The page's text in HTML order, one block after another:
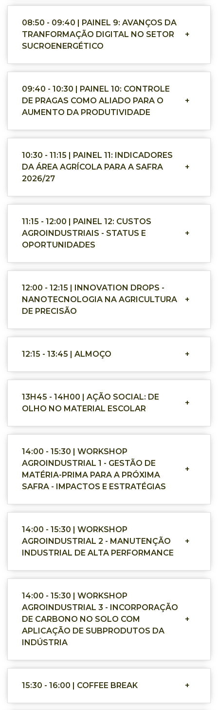
08:50 - 09:40 | PAINEL 9: AVANÇOS DA
TRANFORMAÇÃO DIGITAL NO SETOR
SUCROENERGÉTICO
+
09:40 - 10:30 | PAINEL 10: CONTROLE
DE PRAGAS COMO ALIADO PARA O
AUMENTO DA PRODUTIVIDADE
+
10:30 - 11:15 | PAINEL 11: INDICADORES
DA ÁREA AGRÍCOLA PARA A SAFRA
2026/27
+
11:15 - 12:00 | PAINEL 12: CUSTOS
AGROINDUSTRIAIS - STATUS E
OPORTUNIDADES
+
12:00 - 12:15 | INNOVATION DROPS -
NANOTECNOLOGIA NA AGRICULTURA
DE PRECISÃO
+
12:15 - 13:45 | ALMOÇO +
13H45 - 14H00 | AÇÃO SOCIAL: DE
OLHO NO MATERIAL ESCOLAR
+
14:00 - 15:30 | WORKSHOP
AGROINDUSTRIAL 1 - GESTÃO DE
MATÉRIA-PRIMA PARA A PRÓXIMA
SAFRA - IMPACTOS E ESTRATÉGIAS
+
14:00 - 15:30 | WORKSHOP
AGROINDUSTRIAL 2 - MANUTENÇÃO
INDUSTRIAL DE ALTA PERFORMANCE
+
14:00 - 15:30 | WORKSHOP
AGROINDUSTRIAL 3 - INCORPORAÇÃO
DE CARBONO NO SOLO COM
APLICAÇÃO DE SUBPRODUTOS DA
INDÚSTRIA
+
15:30 - 16:00 | COFFEE BREAK +